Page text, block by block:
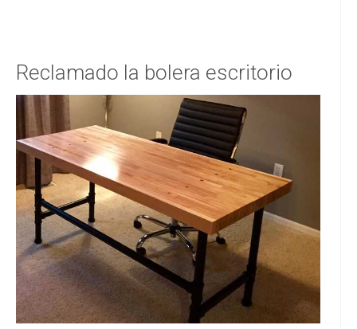
Reclamado la bolera escritorio